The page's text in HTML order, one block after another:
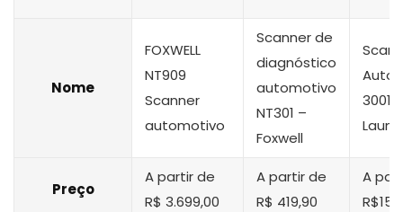
Nome
FOXWELL
NT909
Scanner
automotivo
Scanner de
diagnóstico
automotivo
NT301 –
Foxwell
3001 –
Preço
A partir de
R$ 3.699,00
A partir de
R$ 419,90
A